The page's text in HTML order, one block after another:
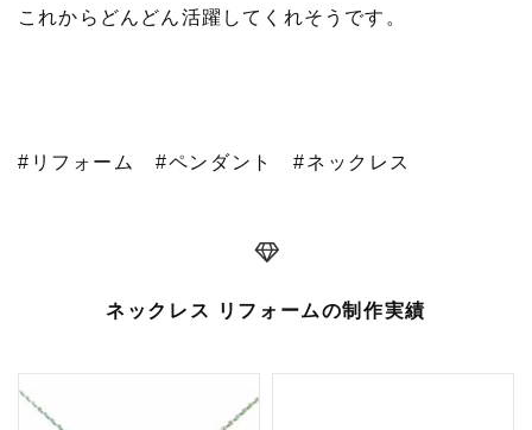
これからどんどん活躍してくれそうです。
#リフォーム #ペンダント #ネックレス
ネックレス リフォームの制作実績